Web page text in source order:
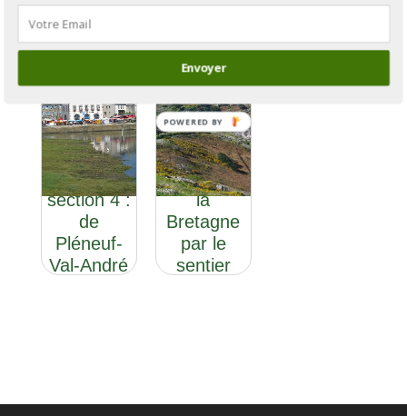
GR®34
section 4 :
de
Pléneuf-
Val-André
GR®34 :
le tour de
la
Bretagne
par le
sentier
Envoyer
POWERED BY